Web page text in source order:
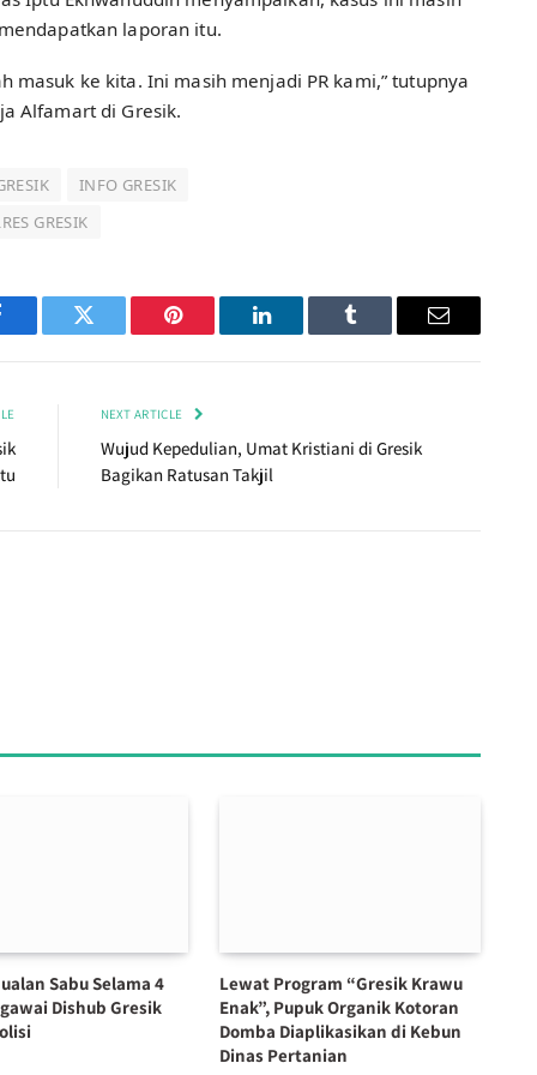
laporan itu.
masuk ke kita. Ini masih menjadi PR kami,” tutupnya
Alfamart di Gresik.
INFO GRESIK
GRESIK
Twitter Pinterest LinkedIn Tumblr Email
NEXT ARTICLE
Wujud Kepedulian, Umat Kristiani di Gresik
Bagikan Ratusan Takjil
Sabu Selama 4
Dishub Gresik
Lewat Program “Gresik Krawu
Enak”, Pupuk Organik Kotoran
Domba Diaplikasikan di Kebun
Dinas Pertanian